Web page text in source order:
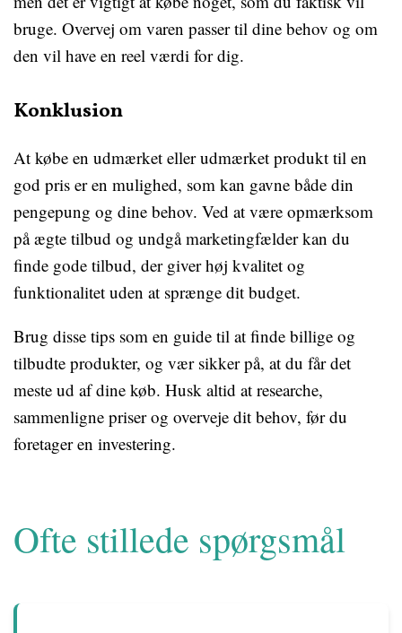
bruge. Overvej om varen passer til dine behov og om
den vil have en reel værdi for dig.
Konklusion
At købe en udmærket eller udmærket produkt til en
god pris er en mulighed, som kan gavne både din
pengepung og dine behov. Ved at være opmærksom
på ægte tilbud og undgå marketingfælder kan du
finde gode tilbud, der giver høj kvalitet og
funktionalitet uden at sprænge dit budget.
Brug disse tips som en guide til at finde billige og
tilbudte produkter, og vær sikker på, at du får det
meste ud af dine køb. Husk altid at researche,
sammenligne priser og overveje dit behov, før du
foretager en investering.
Ofte stillede spørgsmål